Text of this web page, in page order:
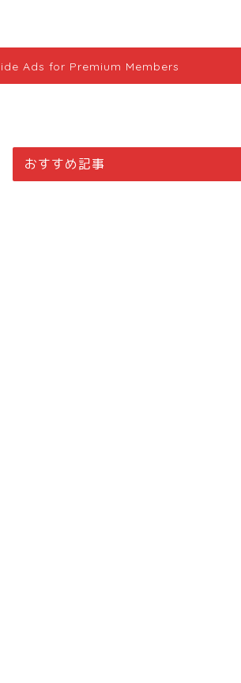
Ads for Premium Members
おすすめ記事